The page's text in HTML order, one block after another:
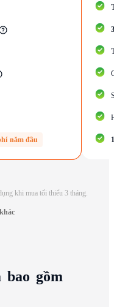
năm đầu
3
khi mua tối thiểu 3 tháng.
bao gồm